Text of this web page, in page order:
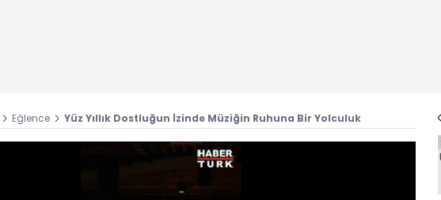
Eğlence Yüz Yıllık Dostluğun İzinde Müziğin Ruhuna Bir Yolculuk